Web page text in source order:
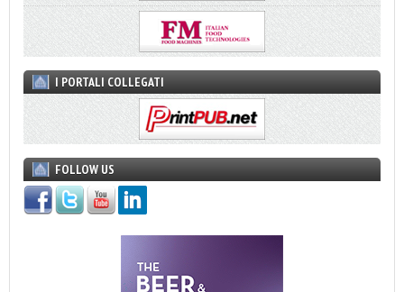
I PORTALI COLLEGATI
FOLLOW US